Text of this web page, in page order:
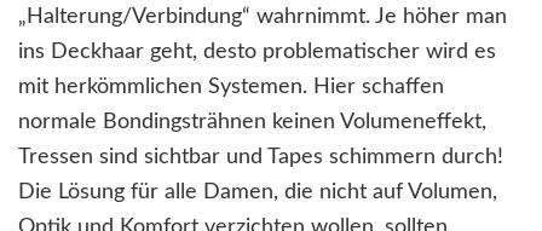
„Halterung/Verbindung“ wahrnimmt. Je höher man
ins Deckhaar geht, desto problematischer wird es
mit herkömmlichen Systemen. Hier schaffen
normale Bondingsträhnen keinen Volumeneffekt,
Tressen sind sichtbar und Tapes schimmern durch!
Die Lösung für alle Damen, die nicht auf Volumen,